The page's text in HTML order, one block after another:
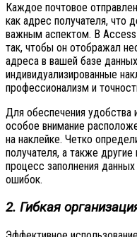
Каждое почтовое
как адрес получателя, что
важным аспектом. В
так, чтобы он отображал
адреса в вашей базе
индивидуализированные
профессионализм и
Для обеспечения удобства
особое внимание
на наклейке. Четко
получателя, а также
процесс заполнения
ошибок.
2. Гибкая